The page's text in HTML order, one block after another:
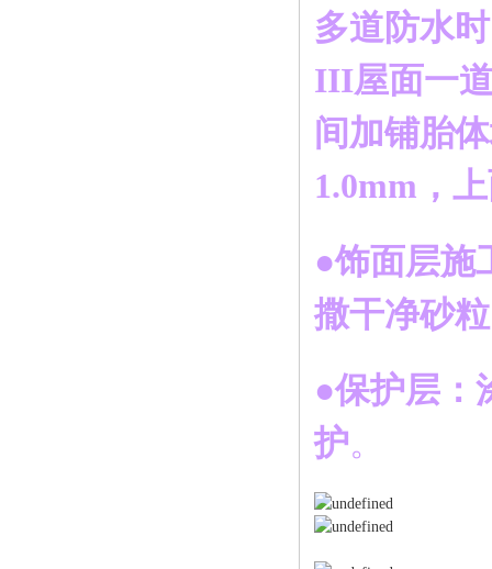
多道防水
III屋面一
间加铺胎
1.0mm，
●饰面层施
撒干净砂
●保护层：
护。